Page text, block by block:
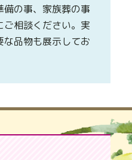
備の事、家族葬の事
ご相談ください。実
な品物も展示してお